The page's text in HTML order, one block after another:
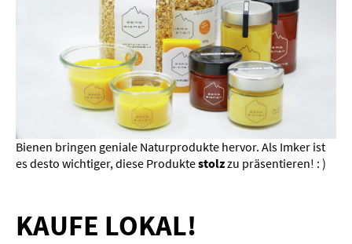
Bienen bringen geniale Naturprodukte hervor. Als Imker ist
es desto wichtiger, diese Produktestolz zu präsentieren! : )
KAUFE LOKAL!